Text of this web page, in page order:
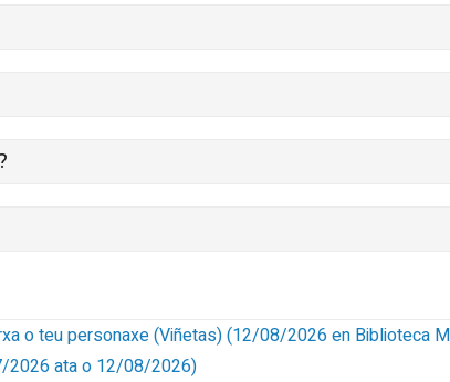
o teu personaxe (Viñetas)(12/08/2026 en Biblioteca
2026 ata o 12/08/2026)